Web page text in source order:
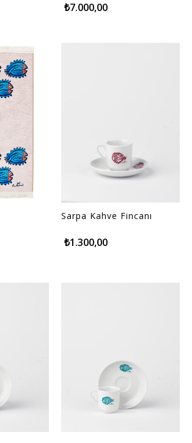
₺7.000,00
Sarpa Kahve Fincanı
₺1.300,00